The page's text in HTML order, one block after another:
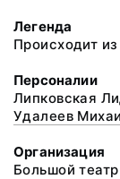
Легенда
Происходит
Персоналии
Липковская
Удалеев
Организация
Большой театр